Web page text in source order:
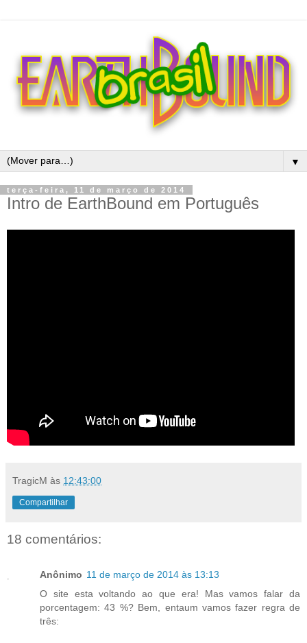
▼
terça-feira, 11 de março de 2014
Intro de EarthBound em Português
TragicM às 12:43:00
Compartilhar
18 comentários:
Anônimo 11 de março de 2014 às 13:13
O site esta voltando ao que era! Mas vamos falar da
porcentagem: 43 %? Bem, entaum vamos fazer regra de
três: